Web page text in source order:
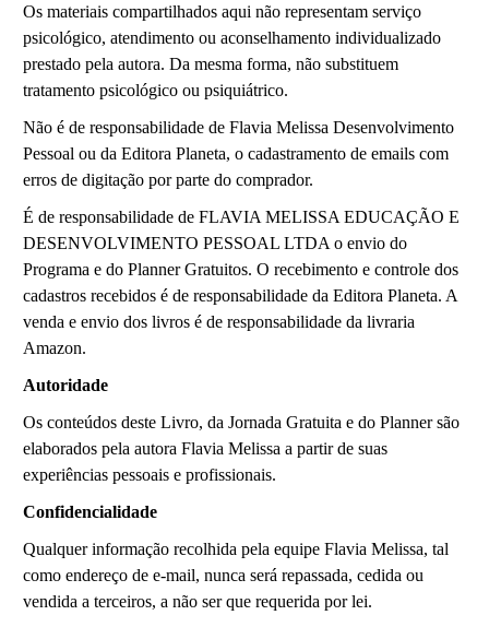
Os materiais compartilhados aqui não representam serviço
psicológico, atendimento ou aconselhamento individualizado
prestado pela autora. Da mesma forma, não substituem
tratamento psicológico ou psiquiátrico.
Não é de responsabilidade de Flavia Melissa Desenvolvimento
Pessoal ou da Editora Planeta, o cadastramento de emails com
erros de digitação por parte do comprador.
É de responsabilidade de FLAVIA MELISSA EDUCAÇÃO E
DESENVOLVIMENTO PESSOAL LTDA o envio do
Programa e do Planner Gratuitos. O recebimento e controle dos
cadastros recebidos é de responsabilidade da Editora Planeta. A
venda e envio dos livros é de responsabilidade da livraria
Amazon.
Autoridade
Os conteúdos deste Livro, da Jornada Gratuita e do Planner são
elaborados pela autora Flavia Melissa a partir de suas
experiências pessoais e profissionais.
Confidencialidade
Qualquer informação recolhida pela equipe Flavia Melissa, tal
como endereço de e-mail, nunca será repassada, cedida ou
vendida a terceiros, a não ser que requerida por lei.